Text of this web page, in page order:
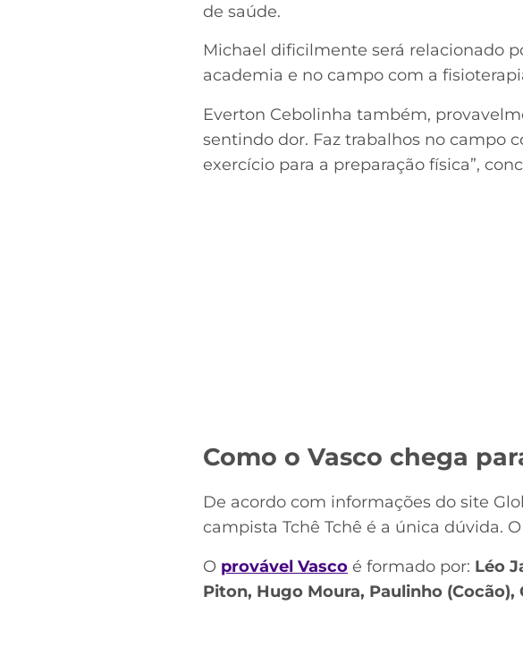
de saúde.
Michael dificilmente será relacionado
academia e no campo com a
Everton Cebolinha também,
sentindo dor. Faz trabalhos no campo
exercício para a preparação física”,
Como o Vasco chega
De acordo com informações do site
campista Tchê Tchê é a única dúvida.
O provável Vasco é formado por: Léo
Piton, Hugo Moura, Paulinho